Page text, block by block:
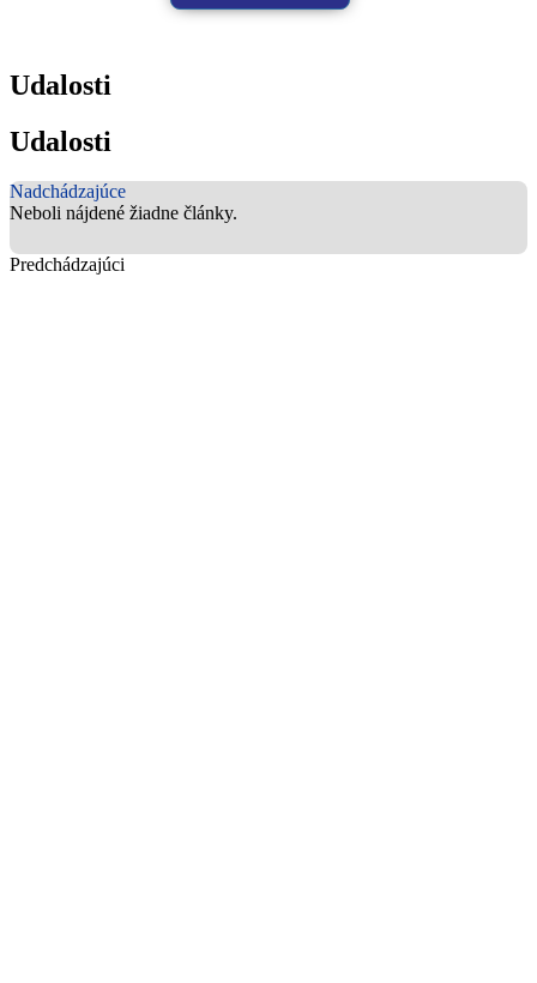
Udalosti
Udalosti
Nadchádzajúce
Neboli nájdené žiadne články.
Predchádzajúci